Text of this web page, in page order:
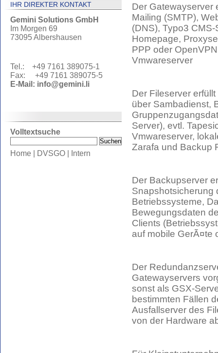
IHR DIREKTER KONTAKT
Gemini Solutions GmbH
Im Morgen 69
73095 Albershausen
Tel.: +49 7161 389075-1
Fax: +49 7161 389075-5
E-Mail: info@gemini.li
Volltextsuche
Home DVSGO Intern
Der Gatewayserver
Mailing (SMTP),
(DNS), Typo3
Homepage,
PPP oder
Vmwareserver
Der Fileserver
über Sambadienst,
Server), evtl.
Vmwareserver,
Zarafa und Backup
Der Backupserver
Snapshotsicherung
Betriebssysteme,
Bewegungsdaten
Clients
auf mobile GerÃ¤te
Der
Gatewayservers
sonst als GSX-
bestimmten Fällen
Ausfallserver des
von der Hardware